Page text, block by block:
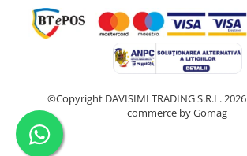
©Copyright DAVISIMI TRADING S.R.L. 2026
commerce by Gomag